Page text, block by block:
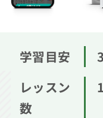
学習目安
レッスン
数